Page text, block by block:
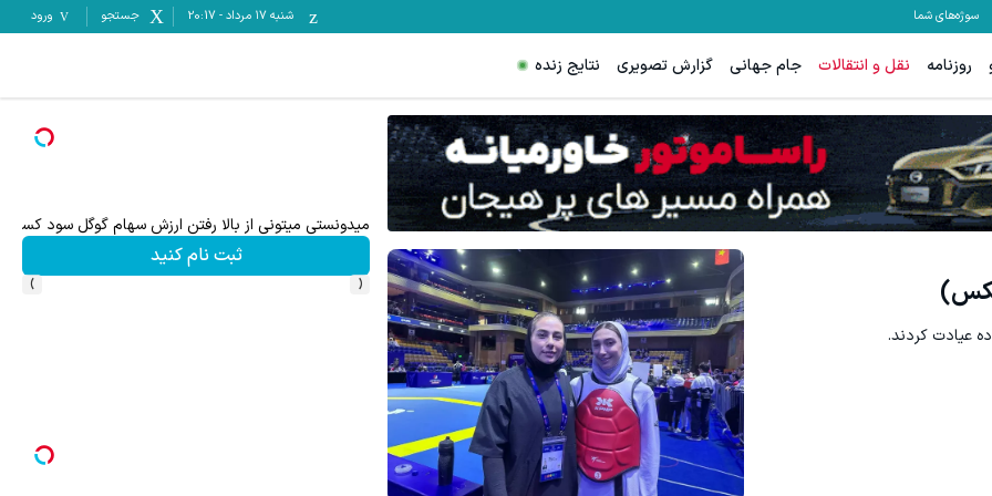
سوژه‌های شما شنبه ۱۷ مرداد -
20:17 جستجو ورود
روزنامه نقل و انتقالات جام جهانی گزارش تصویری نتایج زنده
عیادت کردند.
ترید EURUSD با اسپرد از صفر پیپ
ثبت نام کنید
میدونستی میتونی از بالا رفتن ارزش سهام گوگل سود کسب
ثبت نام کنید
‹
›